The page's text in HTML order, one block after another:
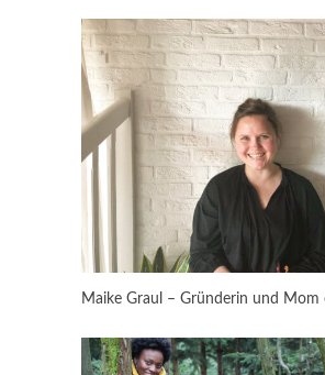
Maike Graul – Gründerin und Mom